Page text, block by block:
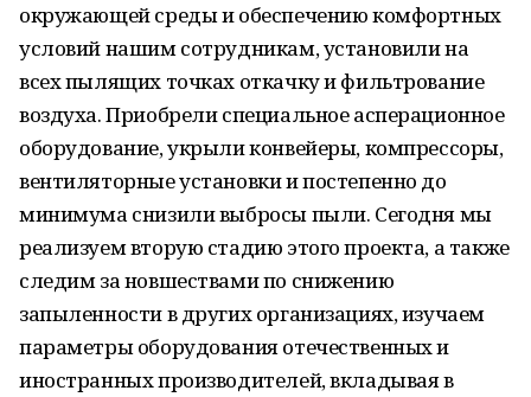
окружающей среды и обеспечению комфортных
условий нашим сотрудникам, установили на
всех пылящих точках откачку и фильтрование
воздуха. Приобрели специальное асперационное
оборудование, укрыли конвейеры, компрессоры,
вентиляторные установки и постепенно до
минимума снизили выбросы пыли. Сегодня мы
реализуем вторую стадию этого проекта, а также
следим за новшествами по снижению
запыленности в других организациях, изучаем
параметры оборудования отечественных и
иностранных производителей, вкладывая в